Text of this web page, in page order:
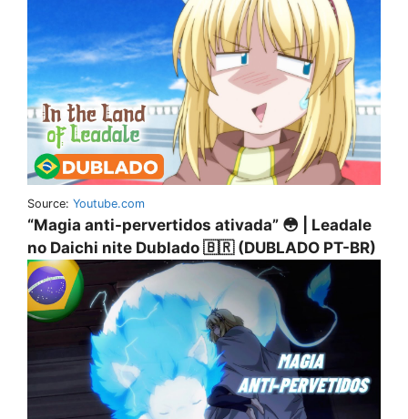
Source: Youtube.com
“Magia anti-pervertidos ativada” 😳 | Leadale
no Daichi nite Dublado 🇧🇷 (DUBLADO PT-BR)